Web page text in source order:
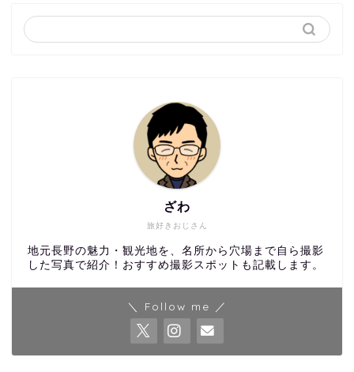
旅好きおじさん
ざわ
地元長野の魅力・観光地を、名所から穴場まで自ら撮影
した写真で紹介！おすすめ撮影スポットも記載します。
＼ Follow me ／